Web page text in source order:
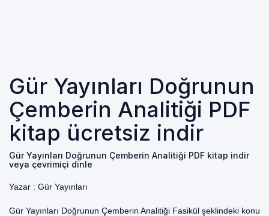
Gür Yayınları Doğrunun
Çemberin Analitiği PDF
kitap ücretsiz indir
Gür Yayınları Doğrunun Çemberin Analitiği PDF kitap indir
veya çevrimiçi dinle
Yazar : Gür Yayınları
Gür Yayınları Doğrunun Çemberin Analitiği Fasikül şeklindeki konu